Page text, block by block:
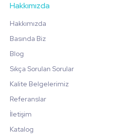
Hakkımızda
Hakkımızda
Basında Biz
Blog
Sıkça Sorulan Sorular
Kalite Belgelerimiz
Referanslar
İletişim
Katalog